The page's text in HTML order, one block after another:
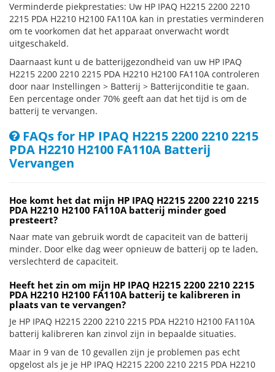
Verminderde piekprestaties: Uw HP IPAQ H2215 2200 2210
2215 PDA H2210 H2100 FA110A kan in prestaties verminderen
om te voorkomen dat het apparaat onverwacht wordt
uitgeschakeld.
Daarnaast kunt u de batterijgezondheid van uw HP IPAQ
H2215 2200 2210 2215 PDA H2210 H2100 FA110A controleren
door naar Instellingen > Batterij > Batterijconditie te gaan.
Een percentage onder 70% geeft aan dat het tijd is om de
batterij te vervangen.
FAQs for HP IPAQ H2215 2200 2210 2215
PDA H2210 H2100 FA110A Batterij
Vervangen
Hoe komt het dat mijn HP IPAQ H2215 2200 2210 2215
PDA H2210 H2100 FA110A batterij minder goed
presteert?
Naar mate van gebruik wordt de capaciteit van de batterij
minder. Door elke dag weer opnieuw de batterij op te laden,
verslechterd de capaciteit.
Heeft het zin om mijn HP IPAQ H2215 2200 2210 2215
PDA H2210 H2100 FA110A batterij te kalibreren in
plaats van te vervangen?
Je HP IPAQ H2215 2200 2210 2215 PDA H2210 H2100 FA110A
batterij kalibreren kan zinvol zijn in bepaalde situaties.
Maar in 9 van de 10 gevallen zijn je problemen pas echt
opgelost als je je HP IPAQ H2215 2200 2210 2215 PDA H2210